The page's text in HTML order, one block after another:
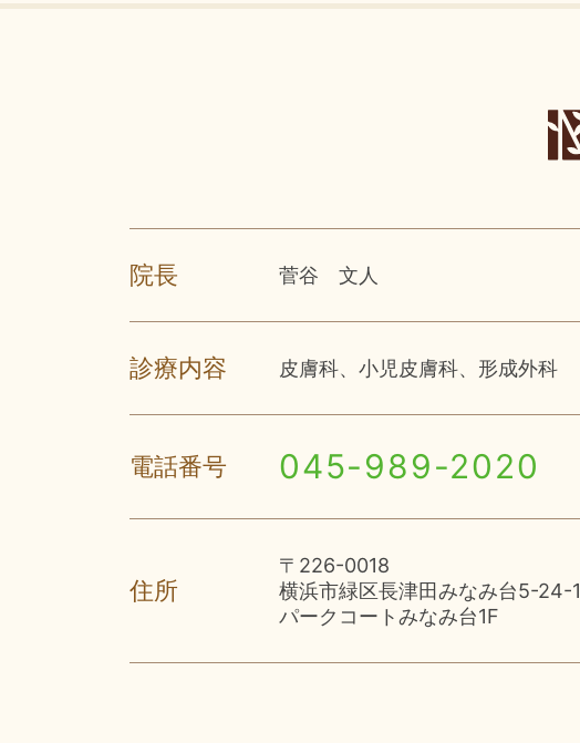
院長 菅谷 文人
診療内容 皮膚科、小児皮膚科、形成外科
電話番号 045-989-2020
住所
〒226-0018
横浜市緑区長津田みなみ台5-24-1
パークコートみなみ台1F